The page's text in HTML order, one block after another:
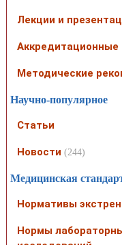
Лекции и
Аккредитационные
Методические
Научно-популярное
Статьи
Новости (244)
Медицинская
Нормативы
Нормы